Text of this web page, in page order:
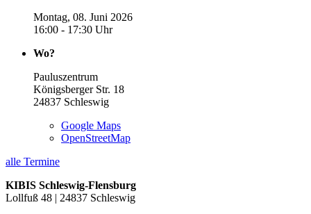
Montag, 08. Juni 2026
16:00 - 17:30 Uhr
Wo?
Pauluszentrum
Königsberger Str. 18
24837 Schleswig
Google Maps
OpenStreetMap
alle Termine
KIBIS Schleswig-Flensburg
Lollfuß 48 | 24837 Schleswig